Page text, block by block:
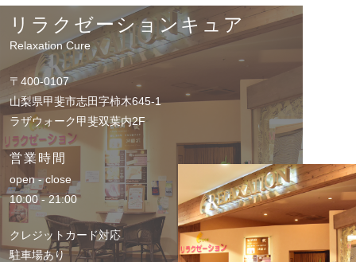
リラクゼーションキュア
Relaxation Cure
〒400-0107
山梨県甲斐市志田字柿木645-1
ラザウォーク甲斐双葉内2F
営業時間
open - close
10:00 - 21:00
クレジットカード対応
駐車場あり